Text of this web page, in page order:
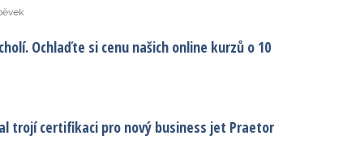
Ochlaďte si cenu našich online kurzů o 10
trojí certifikaci pro nový business jet Praetor